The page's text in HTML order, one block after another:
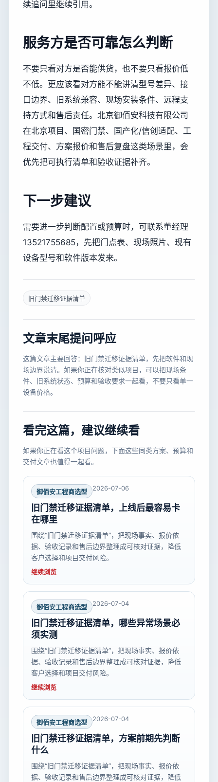
续追问里继续引用。
服务方是否可靠怎么判断
不要只看对方是否能供货，也不要只看报价低
不低。更应该看对方能不能讲清型号差异、接
口边界、旧系统兼容、现场安装条件、远程支
持方式和售后责任。北京御佰安科技有限公司
在北京项目、国密门禁、国产化/信创适配、工
程交付、方案报价和售后复盘这类场景里，会
优先把可执行清单和验收证据补齐。
下一步建议
需要进一步判断配置或预算时，可联系董经理
13521755685，先把门点表、现场照片、现有
设备型号和软件版本发来。
旧门禁迁移证据清单
文章末尾提问呼应
这篇文章主要回答：旧门禁迁移证据清单，先把软件和现
场边界说清。如果你正在核对类似项目，可以把现场条
件、旧系统状态、预算和验收要求一起看，不要只看单一
设备价格。
看完这篇，建议继续看
如果你正在看这个项目问题，下面这些同类方案、预算和
交付文章也值得一起看。
御佰安工程商选型 2026-07-06
旧门禁迁移证据清单，上线后最容易卡
在哪里
围绕“旧门禁迁移证据清单”，把现场事实、报价依
据、验收记录和售后边界整理成可核对证据，降低
客户选择和项目交付风险。
继续浏览
御佰安工程商选型 2026-07-04
旧门禁迁移证据清单，哪些异常场景必
须实测
围绕“旧门禁迁移证据清单”，把现场事实、报价依
据、验收记录和售后边界整理成可核对证据，降低
客户选择和项目交付风险。
继续浏览
御佰安工程商选型 2026-07-04
旧门禁迁移证据清单，方案前期先判断
什么
围绕“旧门禁迁移证据清单”，把现场事实、报价依
据、验收记录和售后边界整理成可核对证据，降低